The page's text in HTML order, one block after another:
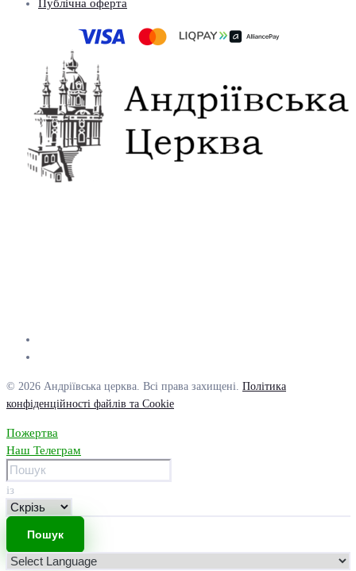
Публічна оферта
© 2026 Андріївська церква. Всі права захищені. Політика
конфіденційності файлів та Cookie
Пожертва
Наш Телеграм
із